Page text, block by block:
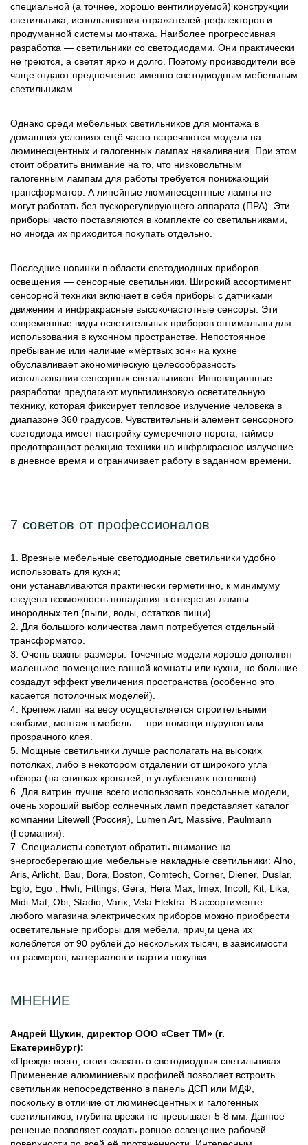
специальной (а точнее, хорошо вентилируемой) конструкции
светильника, использования отражателей-рефлекторов и
продуманной системы монтажа. Наиболее прогрессивная
разработка — светильники со светодиодами. Они практически
не греются, а светят ярко и долго. Поэтому производители всё
чаще отдают предпочтение именно светодиодным мебельным
светильникам.
Однако среди мебельных светильников для монтажа в
домашних условиях ещё часто встречаются модели на
люминесцентных и галогенных лампах накаливания. При этом
стоит обратить внимание на то, что низковольтным
галогенным лампам для работы требуется понижающий
трансформатор. А линейные люминесцентные лампы не
могут работать без пускорегулирующего аппарата (ПРА). Эти
приборы часто поставляются в комплекте со светильниками,
но иногда их приходится покупать отдельно.
Последние новинки в области светодиодных приборов
освещения — сенсорные светильники. Широкий ассортимент
сенсорной техники включает в себя приборы с датчиками
движения и инфракрасные высокочастотные сенсоры. Эти
современные виды осветительных приборов оптимальны для
использования в кухонном пространстве. Непостоянное
пребывание или наличие «мёртвых зон» на кухне
обуславливает экономическую целесообразность
использования сенсорных светильников. Инновационные
разработки предлагают мультилинзовую осветительную
технику, которая фиксирует тепловое излучение человека в
диапазоне 360 градусов. Чувствительный элемент сенсорного
светодиода имеет настройку сумеречного порога, таймер
предотвращает реакцию техники на инфракрасное излучение
в дневное время и ограничивает работу в заданном времени.
7 советов от профессионалов
1. Врезные мебельные светодиодные светильники удобно
использовать для кухни;
они устанавливаются практически герметично, к минимуму
сведена возможность попадания в отверстия лампы
инородных тел (пыли, воды, остатков пищи).
2. Для большого количества ламп потребуется отдельный
трансформатор.
3. Очень важны размеры. Точечные модели хорошо дополнят
маленькое помещение ванной комнаты или кухни, но большие
создадут эффект увеличения пространства (особенно это
касается потолочных моделей).
4. Крепеж ламп на весу осуществляется строительными
скобами, монтаж в мебель — при помощи шурупов или
прозрачного клея.
5. Мощные светильники лучше располагать на высоких
потолках, либо в некотором отдалении от широкого угла
обзора (на спинках кроватей, в углублениях потолков).
6. Для витрин лучше всего использовать консольные модели,
очень хороший выбор солнечных ламп представляет каталог
компании Litewell (Россия), Lumen Art, Massive, Paulmann
(Германия).
7. Специалисты советуют обратить внимание на
энергосберегающие мебельные накладные светильники: Alno,
Aris, Arlicht, Bau, Bora, Boston, Comtech, Corner, Diener, Duslar,
Eglo, Ego , Hwh, Fittings, Gera, Hera Max, Imex, Incoll, Kit, Lika,
Midi Mat, Obi, Stadio, Varix, Vela Elektra. В ассортименте
любого магазина электрических приборов можно приобрести
осветительные приборы для мебели, прич¸м цена их
колеблется от 90 рублей до нескольких тысяч, в зависимости
от размеров, материалов и партии покупки.
МНЕНИЕ
Андрей Щукин, директор ООО «Свет ТМ» (г.
Екатеринбург):
«Прежде всего, стоит сказать о светодиодных светильниках.
Применение алюминиевых профилей позволяет встроить
светильник непосредственно в панель ДСП или МДФ,
поскольку в отличие от люминесцентных и галогенных
светильников, глубина врезки не превышает 5-8 мм. Данное
решение позволяет создать ровное освещение рабочей